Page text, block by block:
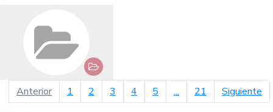
Anteriorpágina anterior
1 2 3 4 5 ... 21 Siguiente